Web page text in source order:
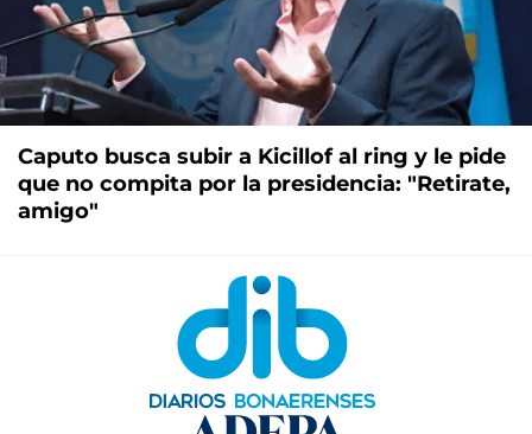
Caputo busca subir a Kicillof al ring y le pide
que no compita por la presidencia: "Retirate,
amigo"